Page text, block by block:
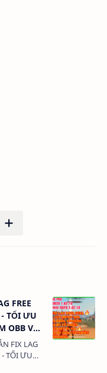
FREE
- TỐI ƯU
OBB V9
FIX LAG
- TỐI ƯU
V9 TRỜI